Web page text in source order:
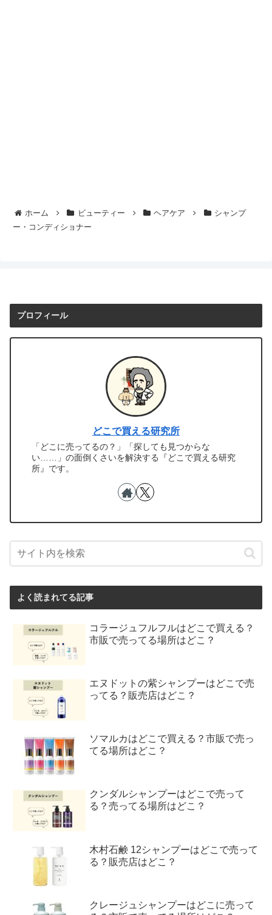
ホーム ビューティー ヘアケア
シャンプ
ー・コンディショナー
プロフィール
どこで買える研究所
「どこに売ってるの？」「探しても見つからな
い……」の面倒くさいを解決する『どこで買える研究
所』です。
よく読まれてる記事
コラージュフルフルはどこで買える？
市販で売ってる場所はどこ？
エヌドットの紫シャンプーはどこで売
ってる？販売店はどこ？
ソマルカはどこで買える？市販で売っ
てる場所はどこ？
クンダルシャンプーはどこで売って
る？売ってる場所はどこ？
木村石鹸 12シャンプーはどこで売って
る？販売店はどこ？
クレージュシャンプーはどこに売って